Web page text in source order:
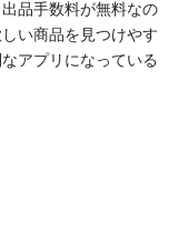
品手数料が無料なの
い商品を見つけやす
アプリになっている